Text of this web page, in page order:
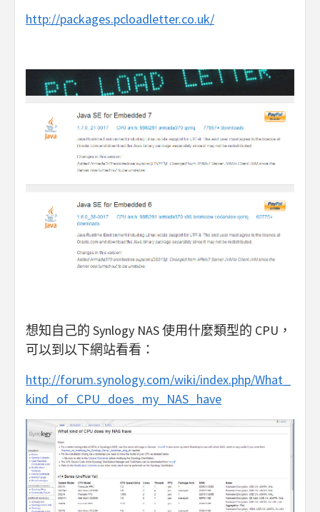
http://packages.pcloadletter.co.uk/
想知自己的 Synlogy NAS 使用什麼類型的 CPU，
可以到以下網站看看：
http://forum.synology.com/wiki/index.php/What_
kind_of_CPU_does_my_NAS_have